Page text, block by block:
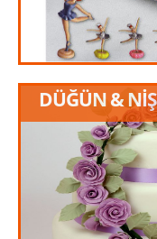
DÜĞÜN &